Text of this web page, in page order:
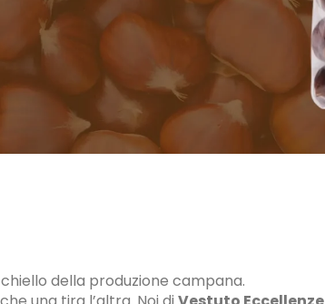
della produzione campana.